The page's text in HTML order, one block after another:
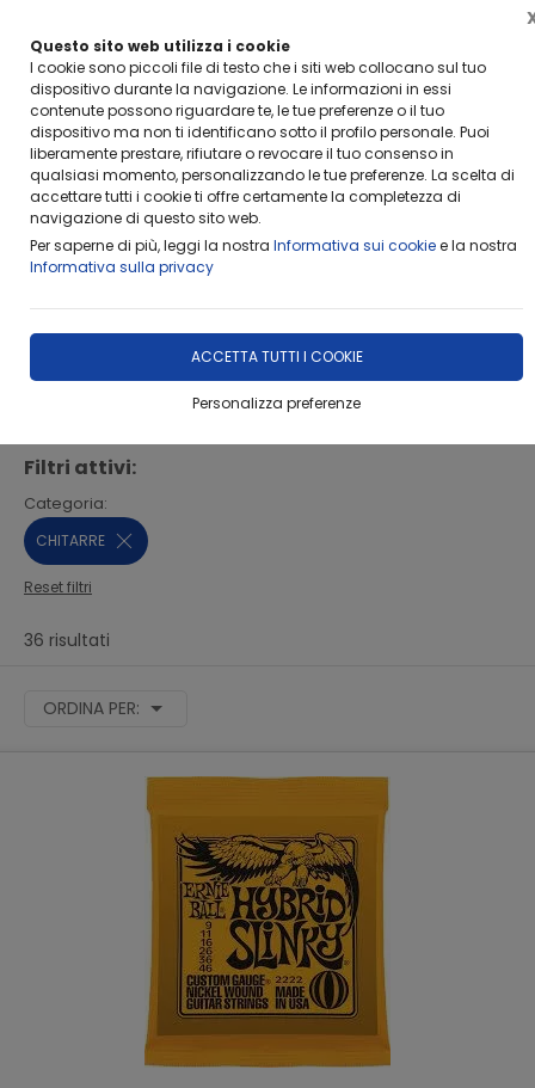
Questo sito web utilizza i cookie
I cookie sono piccoli file di testo che i siti web collocano sul tuo
dispositivo durante la navigazione. Le informazioni in essi
contenute possono riguardare te, le tue preferenze o il tuo
dispositivo ma non ti identificano sotto il profilo personale. Puoi
liberamente prestare, rifiutare o revocare il tuo consenso in
qualsiasi momento, personalizzando le tue preferenze. La scelta di
accettare tutti i cookie ti offre certamente la completezza di
navigazione di questo sito web.
Per saperne di più, leggi la nostra Informativa sui cookiee la nostra
Informativa sulla privacy
ACCETTA TUTTI I COOKIE
Personalizza preferenze
Home Catalogo CHITARRE
Disponibilita' di tutte le migliori marche: Yamaha Ibanez Fender
Squier Salvador Cortez Alhambra Eko Rickwood Sigma Line6
Filtri attivi:
Categoria:
CHITARRE
Reset filtri
36 risultati
ORDINA PER: